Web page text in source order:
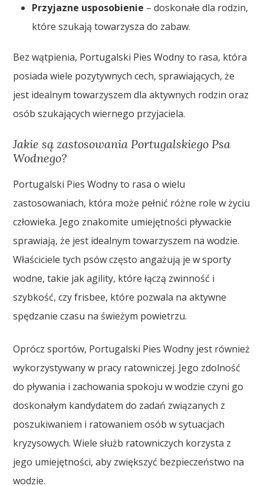
Przyjazne usposobienie – doskonałe dla rodzin,
które szukają towarzysza do zabaw.
Bez wątpienia, Portugalski Pies Wodny to rasa, która
posiada wiele pozytywnych cech, sprawiających, że
jest idealnym towarzyszem dla aktywnych rodzin oraz
osób szukających wiernego przyjaciela.
Jakie są zastosowania Portugalskiego Psa
Wodnego?
Portugalski Pies Wodny to rasa o wielu
zastosowaniach, która może pełnić różne role w życiu
człowieka. Jego znakomite umiejętności pływackie
sprawiają, że jest idealnym towarzyszem na wodzie.
Właściciele tych psów często angażują je w sporty
wodne, takie jak agility, które łączą zwinność i
szybkość, czy frisbee, które pozwala na aktywne
spędzanie czasu na świeżym powietrzu.
Oprócz sportów, Portugalski Pies Wodny jest również
wykorzystywany w pracy ratowniczej. Jego zdolność
do pływania i zachowania spokoju w wodzie czyni go
doskonałym kandydatem do zadań związanych z
poszukiwaniem i ratowaniem osób w sytuacjach
kryzysowych. Wiele służb ratowniczych korzysta z
jego umiejętności, aby zwiększyć bezpieczeństwo na
wodzie.